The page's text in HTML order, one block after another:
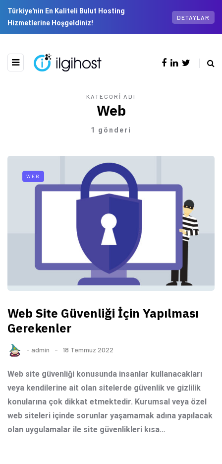
Türkiye'nin En Kaliteli Bulut Hosting
Hizmetlerine Hoşgeldiniz!
DETAYLAR
KATEGORI ADI
Web
1 gönderi
WEB
Web Site Güvenliği İçin Yapılması
Gerekenler
- admin 18 Temmuz 2022
Web site güvenliği konusunda insanlar kullanacakları
veya kendilerine ait olan sitelerde güvenlik ve gizlilik
konularına çok dikkat etmektedir. Kurumsal veya özel
web siteleri içinde sorunlar yaşamamak adına yapılacak
olan uygulamalar ile site güvenlikleri kısa…